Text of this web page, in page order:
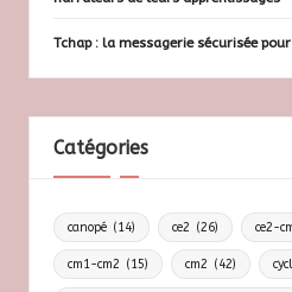
Tchap : la messagerie sécurisée
Catégories
canopé (14) ce2 (26) ce2-
cm1-cm2 (15) cm2 (42)